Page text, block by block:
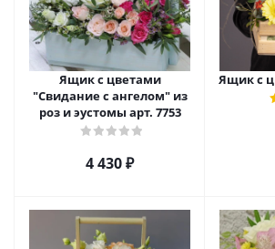
Ящик с цветами
"Свидание с ангелом" из
роз и эустомы арт. 7753
4 430₽
Ящик с